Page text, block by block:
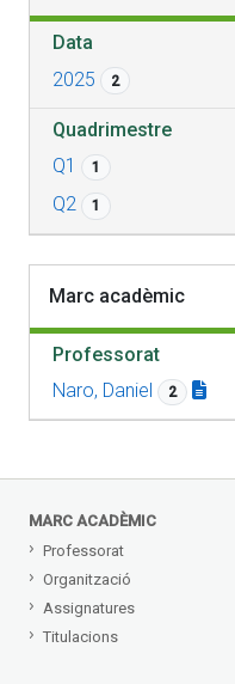
Data
2025
2
Quadrimestre
Q1
1
Q2 1
Marc acadèmic
Professorat
Naro, Daniel
2
MARC ACADÈMIC
Professorat
Organització
Assignatures
Titulacions